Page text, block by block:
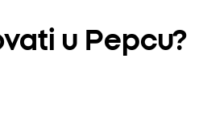
u Pepcu?